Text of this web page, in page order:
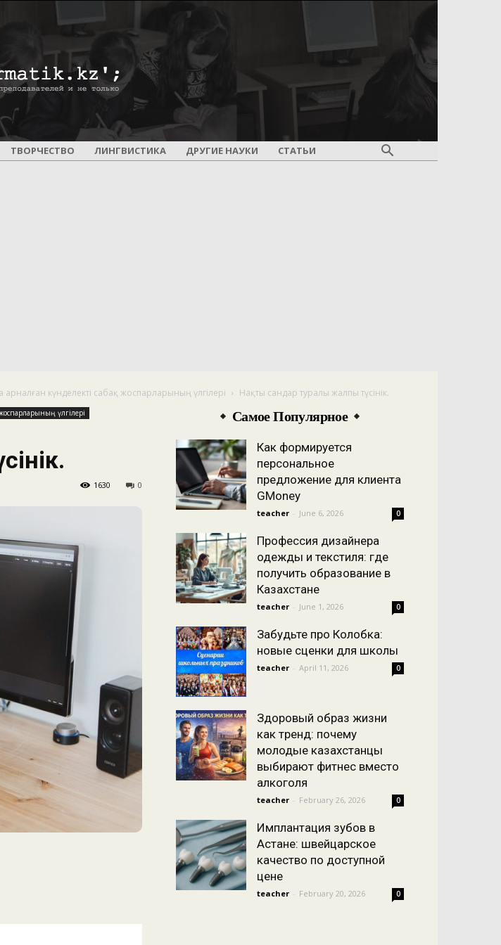
ПОУРОЧНОЕ
ПЛАНИРОВАНИЕ
ТВОРЧЕСТВО ЛИНГВИСТИКА ДРУГИЕ НАУКИ СТАТЬИ
арналған күнделекті сабақ жоспарларының үлгілері Нақты сандар туралы жалпы түсінік.
үлгілері
0
1630
Самое Популярное
Как формируется
персональное
предложение для клиента
GMoney
teacher - June 6, 2026 0
Профессия дизайнера
одежды и текстиля: где
получить образование в
Казахстане
teacher - June 1, 2026 0
Забудьте про Колобка:
новые сценки для школы
teacher - April 11, 2026 0
Здоровый образ жизни
как тренд: почему
молодые казахстанцы
выбирают фитнес вместо
алкоголя
teacher - February 26, 2026 0
Имплантация зубов в
Астане: швейцарское
качество по доступной
цене
teacher - February 20, 2026 0